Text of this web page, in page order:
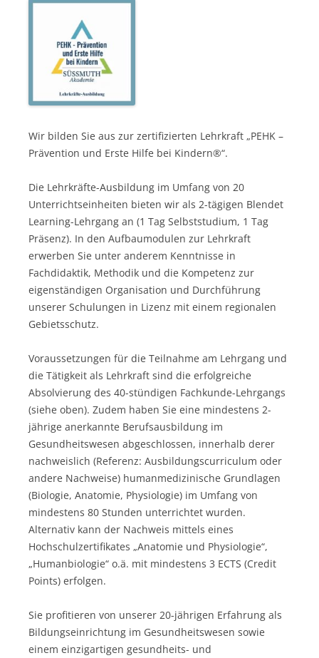
Wir bilden Sie aus zur zertifizierten Lehrkraft „PEHK –
Prävention und Erste Hilfe bei Kindern®“.
Die Lehrkräfte-Ausbildung im Umfang von 20
Unterrichtseinheiten bieten wir als 2-tägigen Blendet
Learning-Lehrgang an (1 Tag Selbststudium, 1 Tag
Präsenz). In den Aufbaumodulen zur Lehrkraft
erwerben Sie unter anderem Kenntnisse in
Fachdidaktik, Methodik und die Kompetenz zur
eigenständigen Organisation und Durchführung
unserer Schulungen in Lizenz mit einem regionalen
Gebietsschutz.
Voraussetzungen für die Teilnahme am Lehrgang und
die Tätigkeit als Lehrkraft sind die erfolgreiche
Absolvierung des 40-stündigen Fachkunde-Lehrgangs
(siehe oben). Zudem haben Sie eine mindestens 2-
jährige anerkannte Berufsausbildung im
Gesundheitswesen abgeschlossen, innerhalb derer
nachweislich (Referenz: Ausbildungscurriculum oder
andere Nachweise) humanmedizinische Grundlagen
(Biologie, Anatomie, Physiologie) im Umfang von
mindestens 80 Stunden unterrichtet wurden.
Alternativ kann der Nachweis mittels eines
Hochschulzertifikates „Anatomie und Physiologie“,
„Humanbiologie“ o.ä. mit mindestens 3 ECTS (Credit
Points) erfolgen.
Sie profitieren von unserer 20-jährigen Erfahrung als
Bildungseinrichtung im Gesundheitswesen sowie
einem einzigartigen gesundheits- und